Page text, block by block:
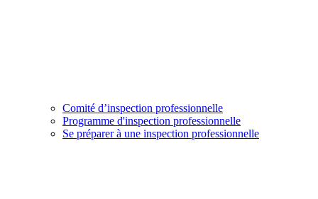
Comité d’inspection professionnelle
Programme d'inspection professionnelle
Se préparer à une inspection professionnelle